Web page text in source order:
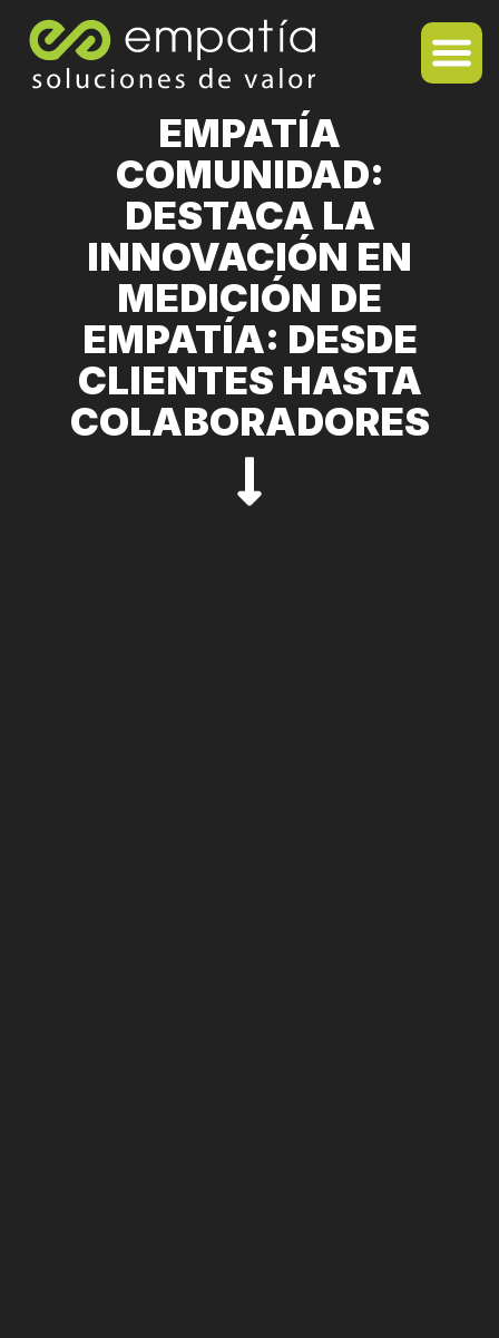
EMPATÍA
COMUNIDAD:
DESTACA LA
INNOVACIÓN EN
MEDICIÓN DE
EMPATÍA: DESDE
CLIENTES HASTA
COLABORADORES